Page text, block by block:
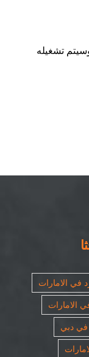
تشغيله
في الامارات
الامارات
دبي